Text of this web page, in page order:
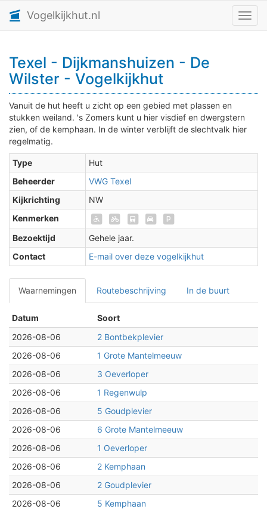
Vogelkijkhut.nl
Texel - Dijkmanshuizen - De
Wilster - Vogelkijkhut
Vanuit de hut heeft u zicht op een gebied met plassen en
stukken weiland. 's Zomers kunt u hier visdief en dwergstern
zien, of de kemphaan. In de winter verblijft de slechtvalk hier
regelmatig.
Type
Hut
Beheerder
VWG Texel
Kijkrichting
NW
Kenmerken
Bezoektijd
Gehele jaar.
Contact
E-mail over deze vogelkijkhut
Waarnemingen Routebeschrijving In de buurt
Datum
Soort
2026-08-06
2 Bontbekplevier
2026-08-06
1 Grote Mantelmeeuw
2026-08-06
3 Oeverloper
2026-08-06
1 Regenwulp
2026-08-06
5 Goudplevier
2026-08-06
6 Grote Mantelmeeuw
2026-08-06
1 Oeverloper
2026-08-06
2 Kemphaan
2026-08-06
2 Goudplevier
2026-08-06
5 Kemphaan